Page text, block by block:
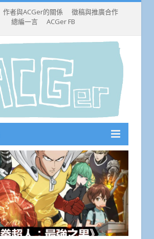
作者與ACGer的關係
徵稿與推廣合作
總編一言
ACGer FB